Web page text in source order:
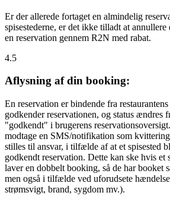
Er der allerede fortaget en almindelig
spisestederne, er det ikke tilladt at annullere
en reservation gennem R2N med rabat.
4.5
Aflysning af din booking:
En reservation er bindende fra
godkender reservationen, og status ændres
"godkendt" i brugerens
modtage en SMS/notifikation som
stilles til ansvar, i tilfælde af at et spisested
godkendt reservation. Dette kan ske hvis et
laver en dobbelt booking, så de har booket
men også i tilfælde ved uforudsete
strømsvigt, brand, sygdom mv.).